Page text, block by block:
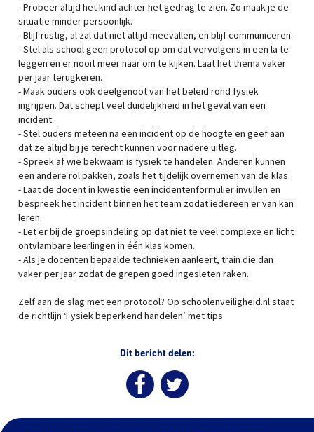
- Probeer altijd het kind achter het gedrag te zien. Zo maak je de
situatie minder persoonlijk.
- Blijf rustig, al zal dat niet altijd meevallen, en blijf communiceren.
- Stel als school geen protocol op om dat vervolgens in een la te
leggen en er nooit meer naar om te kijken. Laat het thema vaker
per jaar terugkeren.
- Maak ouders ook deelgenoot van het beleid rond fysiek
ingrijpen. Dat schept veel duidelijkheid in het geval van een
incident.
- Stel ouders meteen na een incident op de hoogte en geef aan
dat ze altijd bij je terecht kunnen voor nadere uitleg.
- Spreek af wie bekwaam is fysiek te handelen. Anderen kunnen
een andere rol pakken, zoals het tijdelijk overnemen van de klas.
- Laat de docent in kwestie een incidentenformulier invullen en
bespreek het incident binnen het team zodat iedereen er van kan
leren.
- Let er bij de groepsindeling op dat niet te veel complexe en licht
ontvlambare leerlingen in één klas komen.
- Als je docenten bepaalde technieken aanleert, train die dan
vaker per jaar zodat de grepen goed ingesleten raken.
Zelf aan de slag met een protocol? Op schoolenveiligheid.nl staat
de richtlijn ‘Fysiek beperkend handelen’ met tips
Dit bericht delen: